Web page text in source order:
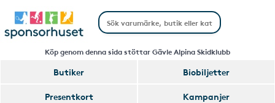
Köp genom denna sida stöttar Gävle Alpina Skidklubb
Butiker
Biobiljetter
Presentkort
Kampanjer